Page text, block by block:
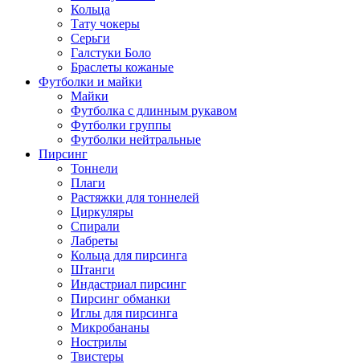
Кольца
Тату чокеры
Серьги
Галстуки Боло
Браслеты кожаные
Футболки и майки
Майки
Футболка с длинным рукавом
Футболки группы
Футболки нейтральные
Пирсинг
Тоннели
Плаги
Растяжки для тоннелей
Циркуляры
Спирали
Лабреты
Кольца для пирсинга
Штанги
Индастриал пирсинг
Пирсинг обманки
Иглы для пирсинга
Микробананы
Нострилы
Твистеры